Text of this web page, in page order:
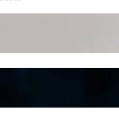
Wanita Pamer Pakaian
Kepribadian